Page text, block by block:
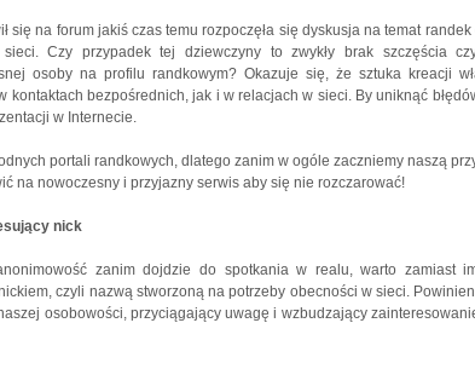
się na forum jakiś czas temu rozpoczęła się dyskusja na temat
Czy przypadek tej dziewczyny to zwykły brak szczęścia
osoby na profilu randkowym? Okazuje się, że sztuka kreacji
kontaktach bezpośrednich, jak i w relacjach w sieci. By uniknąć
w Internecie.
portali randkowych, dlatego zanim w ogóle zaczniemy naszą
na nowoczesny i przyjazny serwis aby się nie rozczarować!
nick
zanim dojdzie do spotkania w realu, warto zamiast
czyli nazwą stworzoną na potrzeby obecności w sieci.
osobowości, przyciągający uwagę i wzbudzający